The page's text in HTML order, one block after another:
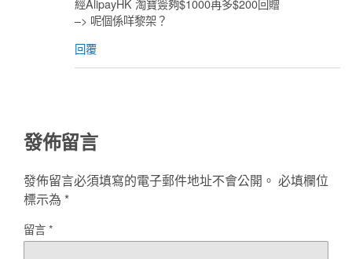
經AlipayHK 淘寶簽夠$1000再多$200回贈
–> 呢個係咩黎架？
回覆
發佈留言
發佈留言必須填寫的電子郵件地址不會公開。 必填欄位
標示為 *
留言*